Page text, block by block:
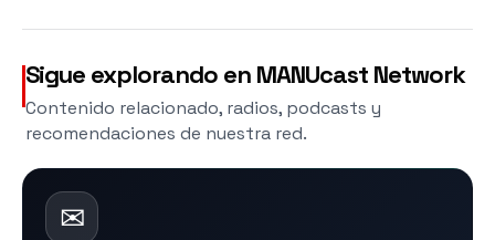
Sigue explorando en MANUcast Network
Contenido relacionado, radios, podcasts y
recomendaciones de nuestra red.
✉